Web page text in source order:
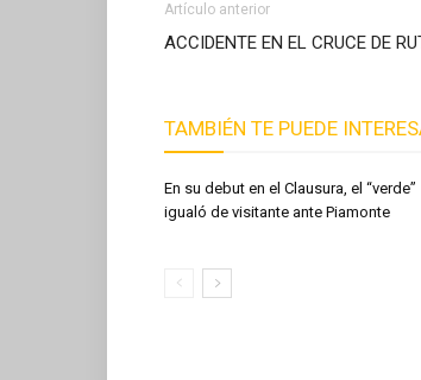
Artículo anterior
ACCIDENTE EN EL CRUCE DE
TAMBIÉN TE PUEDE
En su debut en el Clausura, el “verde”
igualó de visitante ante Piamonte